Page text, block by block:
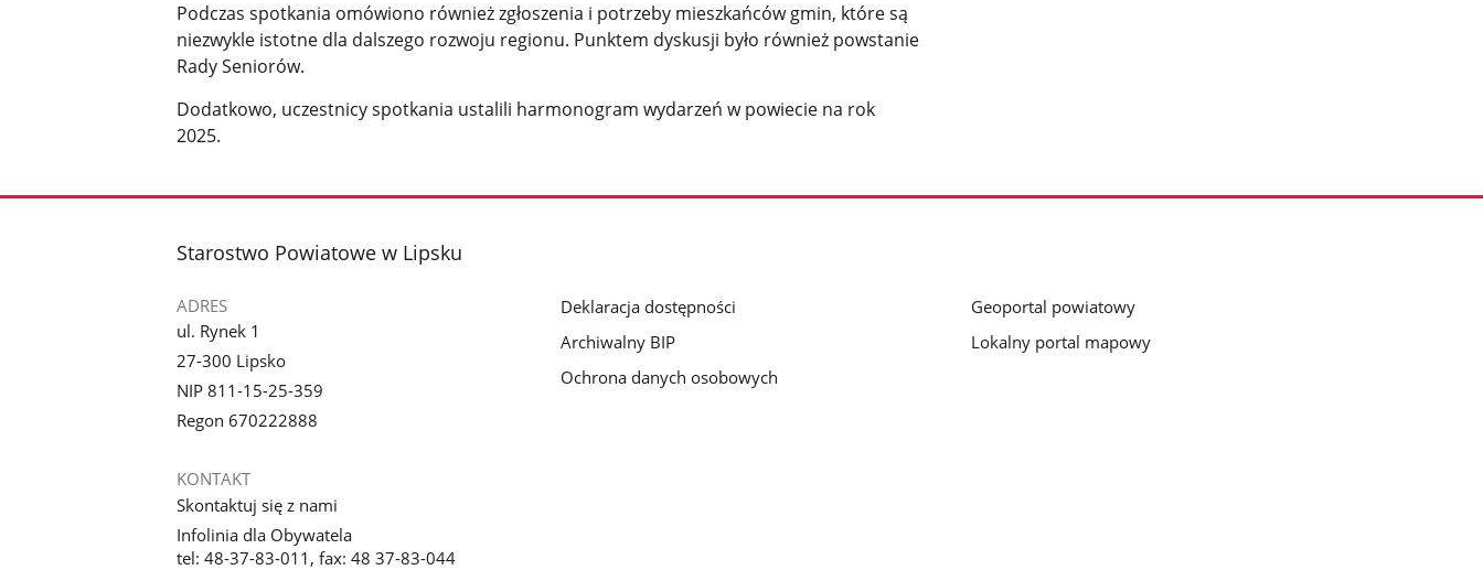
Podczas spotkania omówiono również zgłoszenia i potrzeby mieszkańców gmin, które są
niezwykle istotne dla dalszego rozwoju regionu. Punktem dyskusji było również powstanie
Rady Seniorów.
Dodatkowo, uczestnicy spotkania ustalili harmonogram wydarzeń w powiecie na rok
2025.
stopka
Starostwo Powiatowe w Lipsku
ADRES
ul. Rynek 1
27-300 Lipsko
NIP 811-15-25-359
Regon 670222888
KONTAKT
Skontaktuj się z nami
Infolinia dla Obywatela
tel: 48-37-83-011, fax: 48 37-83-044
Deklaracja dostępności
Archiwalny BIP
Ochrona danych osobowych
Geoportal powiatowy
Lokalny portal mapowy